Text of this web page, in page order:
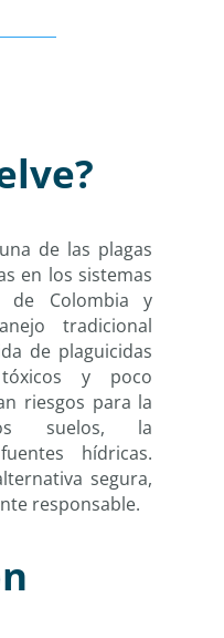
de las plagas
en los sistemas
de Colombia y
tradicional
de plaguicidas
y poco
riesgos para la
suelos, la
hídricas.
segura,
responsable.